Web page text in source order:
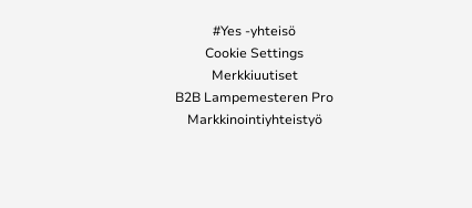
#Yes -yhteisö
Cookie Settings
Merkkiuutiset
B2B Lampemesteren Pro
Markkinointiyhteistyö